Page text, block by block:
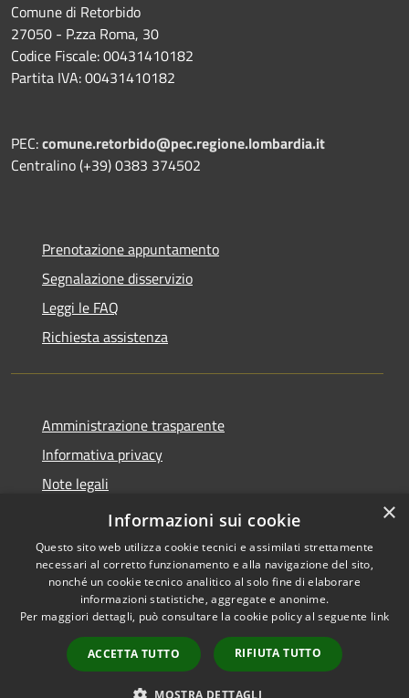
Comune di Retorbido
27050 - P.zza Roma, 30
Codice Fiscale: 00431410182
Partita IVA: 00431410182
PEC:comune.retorbido@pec.regione.lombardia.it
Centralino (+39) 0383 374502
Prenotazione appuntamento
Segnalazione disservizio
Leggi le FAQ
Richiesta assistenza
Amministrazione trasparente
Informativa privacy
Note legali
Dichiarazione di accessibilità
Accessibilità
Copyright © 2026 • Comune di
Retorbido • Powered by
Municipium•
Accesso
redazione
×
Informazioni sui cookie
Questo sito web utilizza cookie tecnici e assimilati strettamente
necessari al corretto funzionamento e alla navigazione del sito,
nonché un cookie tecnico analitico al solo fine di elaborare
informazioni statistiche, aggregate e anonime.
Per maggiori dettagli, può consultare la cookie policy al seguente link
ACCETTA TUTTO RIFIUTA TUTTO
MOSTRA DETTAGLI